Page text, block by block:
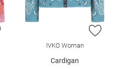
ZUR WUNSCHLISTE HINZUFÜGEN
ZUR
IVKO Woman
Cardigan